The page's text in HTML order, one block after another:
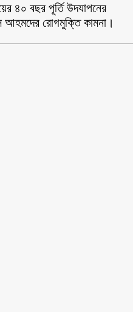
৪০ বছর পূর্তি উদযাপনের
রোগমুক্তি কামনা।